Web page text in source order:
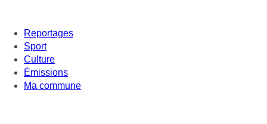
Reportages
Sport
Culture
Émissions
Ma commune